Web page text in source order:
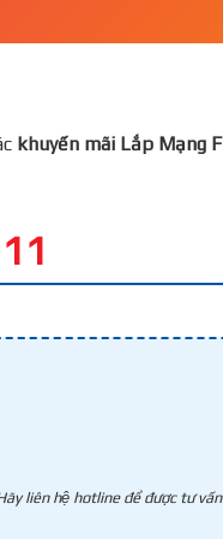
khuyến mãi Lắp Mạng
liên hệ hotline để được tư vấn